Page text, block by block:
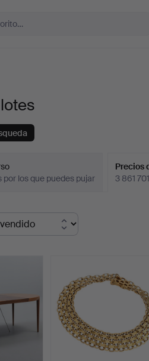
por los que puedes pujar
Precios
3 861